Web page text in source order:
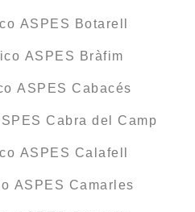
ASPES Botarell
ASPES Bràfim
ASPES Cabacés
Cabra del Camp
ASPES Calafell
ASPES Camarles